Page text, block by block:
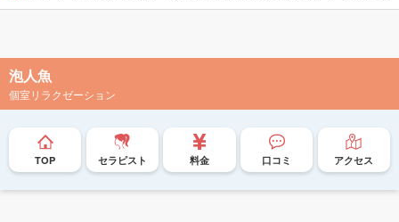
泡人魚
個室リラクゼーション
TOP セラピスト 料金 口コミ アクセス